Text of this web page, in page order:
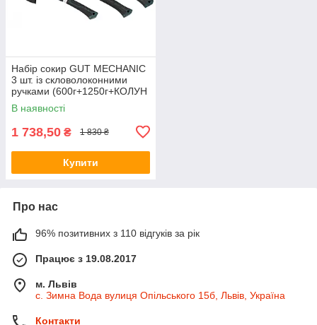
Набір сокир GUT MECHANIC
3 шт. із скловолоконними
ручками (600г+1250г+КОЛУН
2200г) AXS10003
В наявності
1 738,50 ₴ 1 830 ₴
Купити
Про нас
96% позитивних з 110 відгуків за рік
Працює з 19.08.2017
м. Львів
с. Зимна Вода вулиця Опільського 15б, Львів, Україна
Контакти